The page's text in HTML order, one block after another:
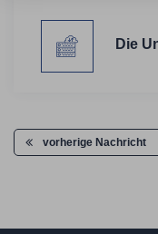
Die
vorherige Nachricht